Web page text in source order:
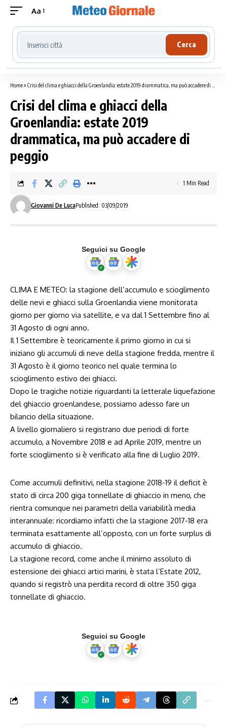
Aa
Cerca località meteo
Cerca
Home» Crisi del clima e ghiacci della Groenlandia: estate 2019 drammatica, ma può accadere di peggio
Crisi del clima e ghiacci della
Groenlandia: estate 2019
drammatica, ma può accadere di
peggio
Giovanni De LucaPublished: 03/09/2019
1 Min Read
Seguici su Google
CLIMA E METEO: la stagione dell’accumulo e scioglimento
delle nevi e ghiacci sulla Groenlandia viene monitorata
giorno per giorno via satellite, e va dal 1 Settembre fino al
31 Agosto di ogni anno.
Il 1 Settembre è teoricamente il primo giorno in cui si
iniziano gli accumuli di neve della stagione fredda, mentre il
31 Agosto è il giorno teorico nel quale termina lo
scioglimento estivo dei ghiacci.
Dopo le tragiche notizie riguardanti la letterale liquefazione
del ghiaccio groenlandese, possiamo adesso fare un
bilancio della situazione.
A livello giornaliero si registrano due periodi di forte
accumulo, a Novembre 2018 e ad Aprile 2019, mentre un
forte scioglimento si è verificato alla fine di Luglio 2019.
Come accumuli definitivi, nella stagione 2018-19 il deficit è
stato di circa 200 giga tonnellate di ghiaccio in meno, che
rientra comunque nei parametri della variabilità media
interannuale: ricordiamo infatti che la stagione 2017-18 era
terminata esattamente all’opposto, con un forte surplus di
accumulo di ghiaccio.
La stagione record, come anche il minimo assoluto di
estensione dei ghiacci artici marini, è stata l’Estate 2012,
quando si registrò una perdita record di oltre 350 giga
tonnellate di ghiaccio.
Seguici su Google